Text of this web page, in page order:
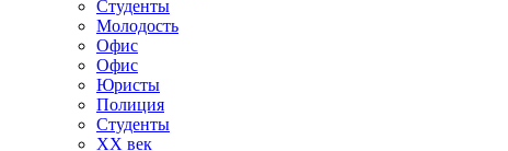
Студенты
Молодость
Офис
Офис
Юристы
Полиция
Студенты
ХХ век